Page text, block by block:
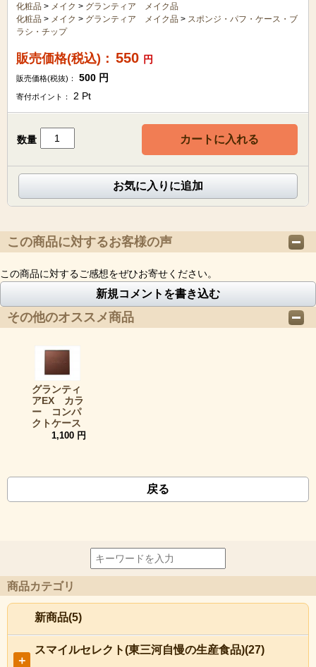
化粧品 > メイク > グランティア メイク品
化粧品 > メイク > グランティア メイク品 > スポンジ・パフ・ケース・ブ
ラシ・チップ
販売価格(税込)： 550 円
販売価格(税抜)： 500 円
寄付ポイント： 2 Pt
数量 カートに入れる
お気に入りに追加
この商品に対するお客様の声
この商品に対するご感想をぜひお寄せください。
新規コメントを書き込む
その他のオススメ商品
グランティ
アEX カラ
ー コンパ
クトケース
1,100 円
戻る
商品カテゴリ
新商品(5)
＋
スマイルセレクト(東三河自慢の生産食品)(27)